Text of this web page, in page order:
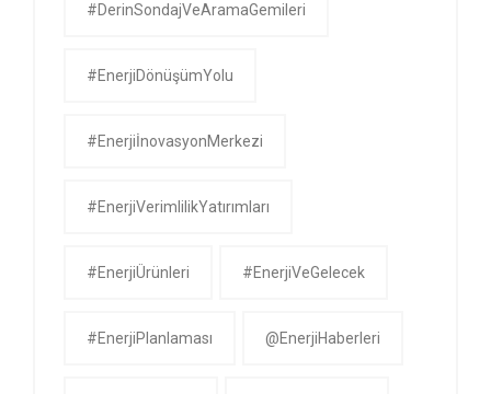
#DerinSondajVeAramaGemileri
#EnerjiDönüşümYolu
#EnerjiİnovasyonMerkezi
#EnerjiVerimlilikYatırımları
#EnerjiÜrünleri #EnerjiVeGelecek
#EnerjiPlanlaması @EnerjiHaberleri